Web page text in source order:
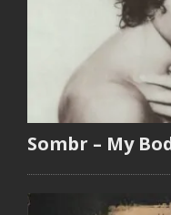
Sombr – My